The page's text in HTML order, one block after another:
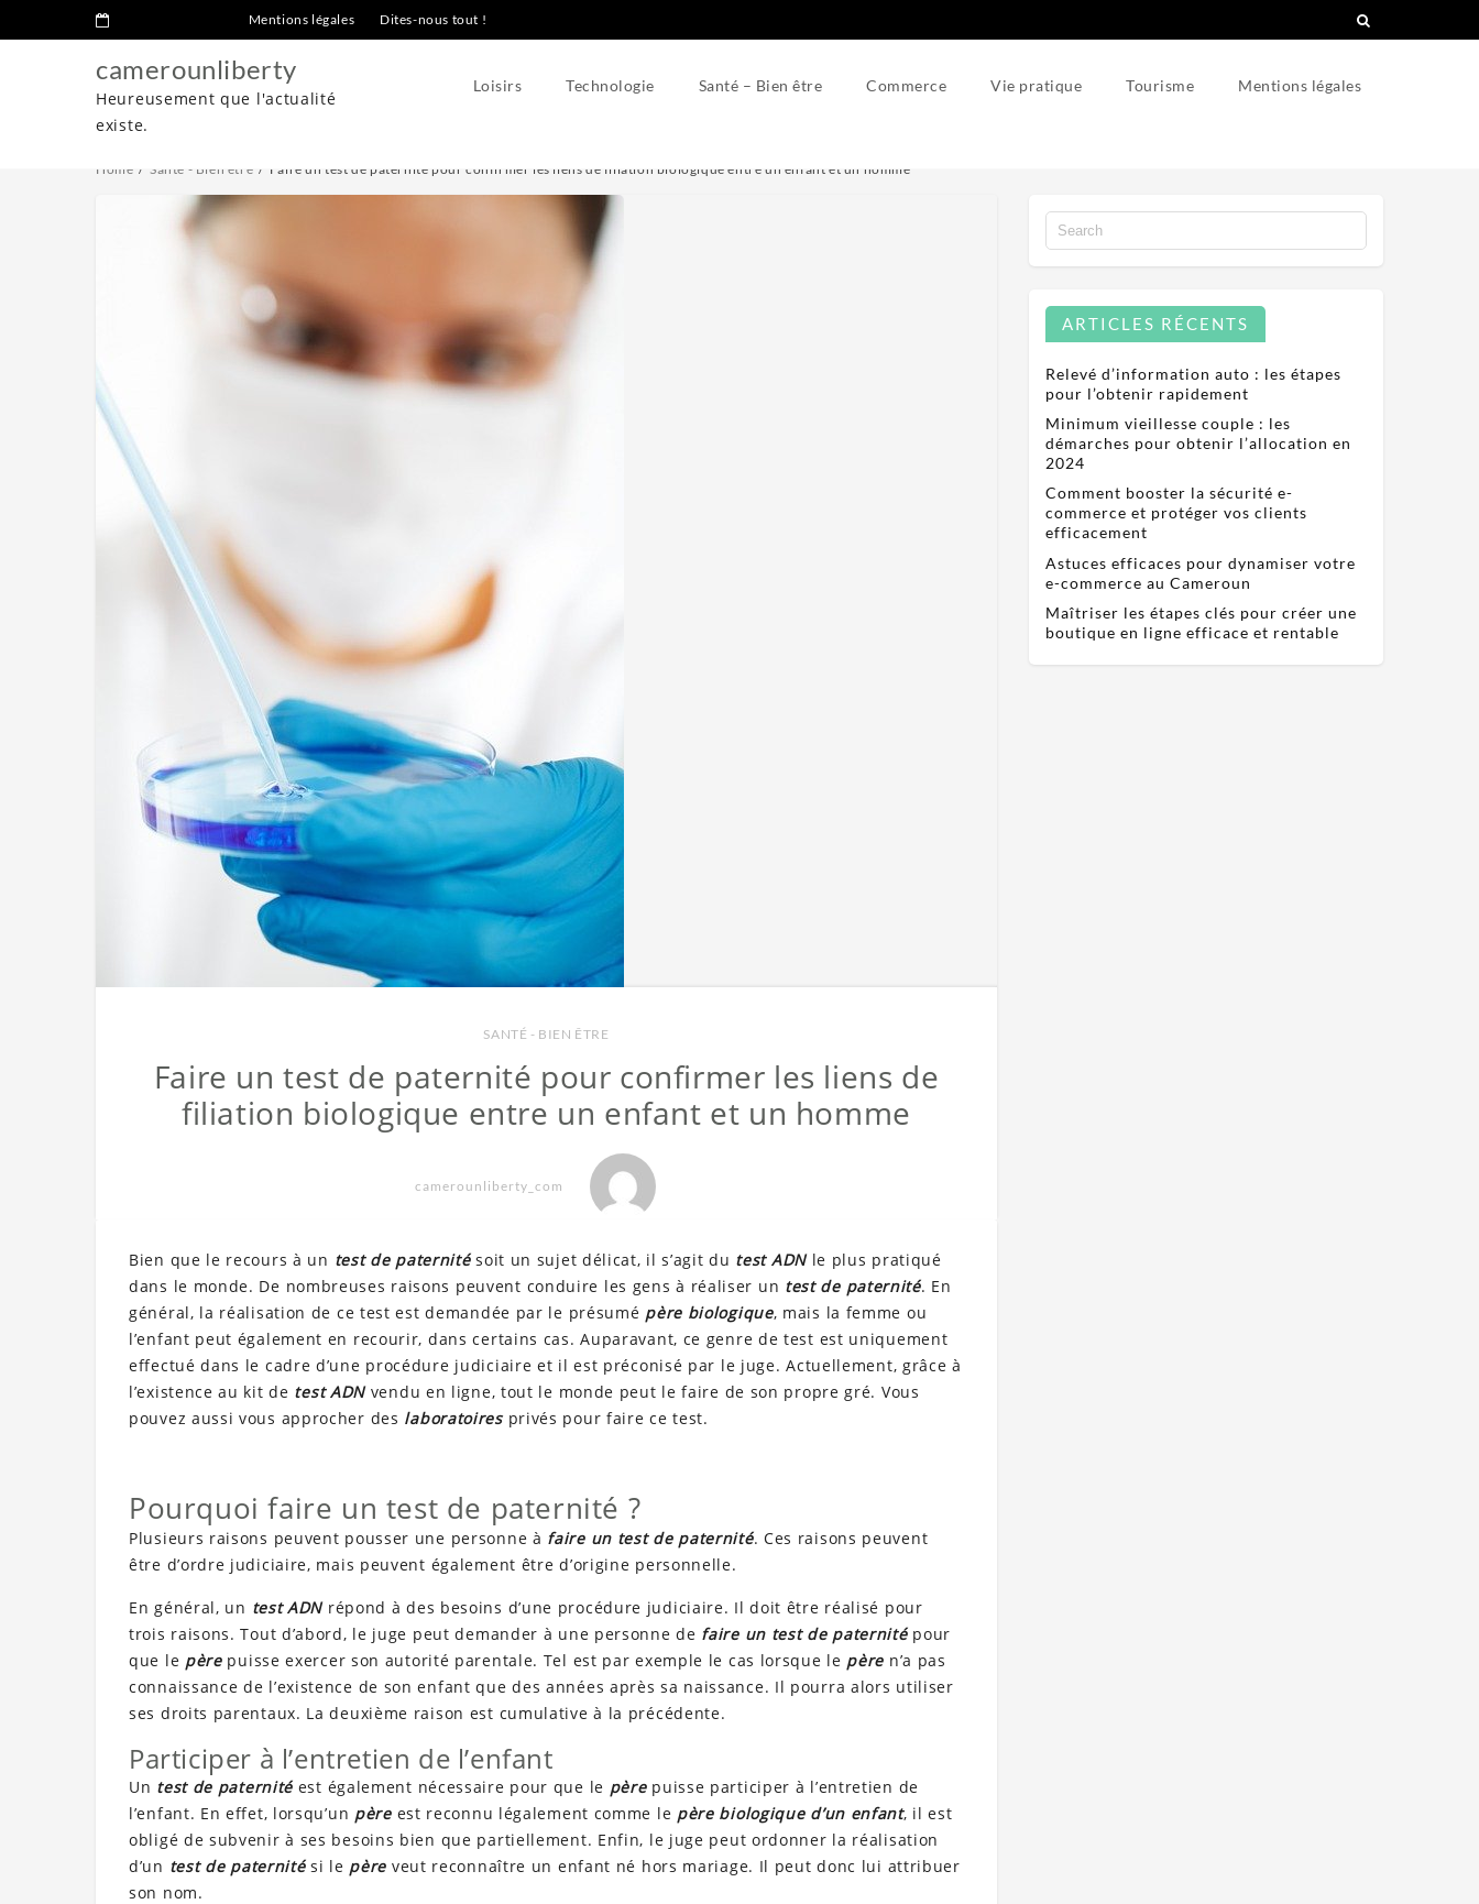
Mentions légales Dites-nous tout !
camerounliberty
Heureusement que l'actualité
existe.
Loisirs Technologie Santé – Bien être Commerce Vie pratique Tourisme Mentions légales
Home Santé - Bien être Faire un test de paternité pour confirmer les liens de filiation biologique entre un enfant et un homme
SANTÉ - BIEN ÊTRE
Faire un test de paternité pour confirmer les liens de
filiation biologique entre un enfant et un homme
camerounliberty_com
Bien que le recours à un test de paternitésoit un sujet délicat, il s’agit du test ADNle plus pratiqué
dans le monde. De nombreuses raisons peuvent conduire les gens à réaliser un test de paternité. En
général, la réalisation de ce test est demandée par le présumé père biologique, mais la femme ou
l’enfant peut également en recourir, dans certains cas. Auparavant, ce genre de test est uniquement
effectué dans le cadre d’une procédure judiciaire et il est préconisé par le juge. Actuellement, grâce à
l’existence au kit de test ADNvendu en ligne, tout le monde peut le faire de son propre gré. Vous
pouvez aussi vous approcher des laboratoiresprivés pour faire ce test.
Pourquoi faire un test de paternité ?
Plusieurs raisons peuvent pousser une personne à faire un test de paternité. Ces raisons peuvent
être d’ordre judiciaire, mais peuvent également être d’origine personnelle.
En général, un test ADNrépond à des besoins d’une procédure judiciaire. Il doit être réalisé pour
trois raisons. Tout d’abord, le juge peut demander à une personne de faire un test de paternitépour
que le pèrepuisse exercer son autorité parentale. Tel est par exemple le cas lorsque le père n’a pas
connaissance de l’existence de son enfant que des années après sa naissance. Il pourra alors utiliser
ses droits parentaux. La deuxième raison est cumulative à la précédente.
Participer à l’entretien de l’enfant
Un test de paternité est également nécessaire pour que le pèrepuisse participer à l’entretien de
l’enfant. En effet, lorsqu’un pèreest reconnu légalement comme le père biologique d’un enfant, il est
obligé de subvenir à ses besoins bien que partiellement. Enfin, le juge peut ordonner la réalisation
d’un test de paternitési le père veut reconnaître un enfant né hors mariage. Il peut donc lui attribuer
son nom.
ARTICLES RÉCENTS
Relevé d’information auto : les étapes
pour l’obtenir rapidement
Minimum vieillesse couple : les
démarches pour obtenir l’allocation en
2024
Comment booster la sécurité e-
commerce et protéger vos clients
efficacement
Astuces efficaces pour dynamiser votre
e-commerce au Cameroun
Maîtriser les étapes clés pour créer une
boutique en ligne efficace et rentable